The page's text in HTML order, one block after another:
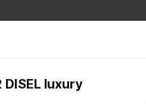
DISEL luxury